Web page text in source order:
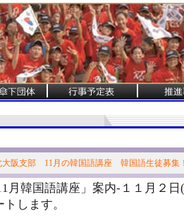
大阪支部 11月の韓国語講座 韓国語生徒募集
月韓国語講座」案内-１１月２
します。